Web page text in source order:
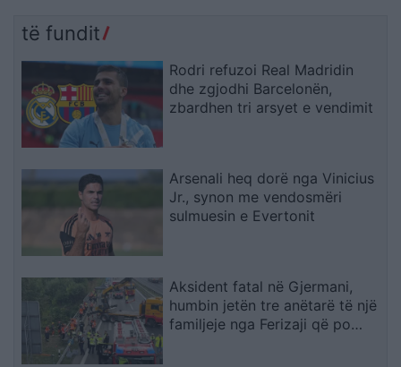
të fundit
Rodri refuzoi Real Madridin
dhe zgjodhi Barcelonën,
zbardhen tri arsyet e vendimit
Arsenali heq dorë nga Vinicius
Jr., synon me vendosmëri
sulmuesin e Evertonit
Aksident fatal në Gjermani,
humbin jetën tre anëtarë të një
familjeje nga Ferizaji që po